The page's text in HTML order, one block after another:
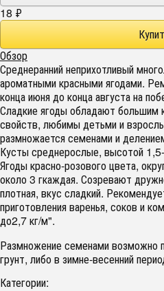
18 ₽
Обзор
Среднеранний неприхотливый
ароматными красными ягодами.
конца июня до конца августа на
Сладкие ягоды обладают большим
свойств, любимы детьми и
размножается семенами и
Кусты среднерослые, высотой
Ягоды красно-розового цвета,
около 3 гкаждая. Созревают
плотная, вкус сладкий.
приготовления варенья, соков и
до2,7 кг/м".
Размножение семенами возможно
грунт, либо в зимне-весенний
Категории: